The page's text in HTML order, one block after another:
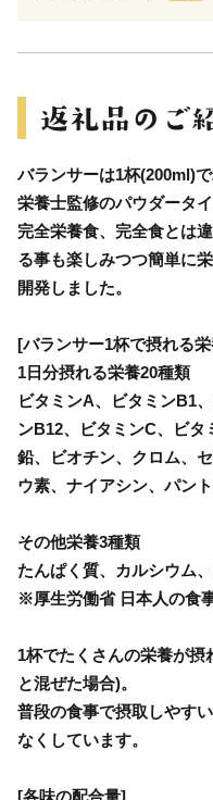
バランサーは1杯(200ml)
栄養士監修のパウダータ
完全栄養食、完全食とは
る事も楽しみつつ簡単に
開発しました。
[バランサー1杯で摂れる
1日分摂れる栄養20種類
ビタミンA、ビタミンB1
ンB12、ビタミンC、ビ
鉛、ビオチン、クロム、
ウ素、ナイアシン、パン
その他栄養3種類
たんぱく質、カルシウム
※厚生労働省 日本人の食
1杯でたくさんの栄養が
と混ぜた場合)。
普段の食事で摂取しやす
なくしています。
[各味の配合量]